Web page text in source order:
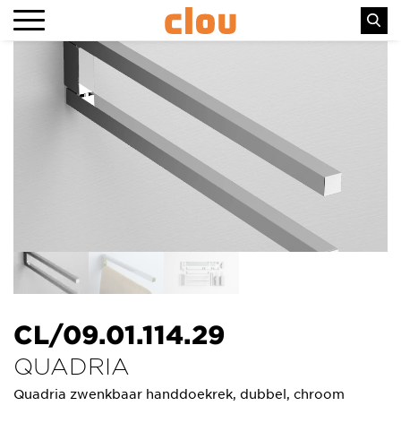
CL/09.01.114.29
QUADRIA
Quadria zwenkbaar handdoekrek, dubbel, chroom